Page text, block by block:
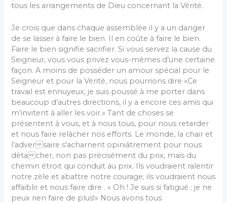
tous les arrangements de Dieu concernant la Vérité.
Je crois que dans chaque assemblée il y a un danger
de se lasser à faire le bien. Il en coûte à faire le bien.
Faire le bien signifie sacrifier. Si vous servez la cause du
Seigneur, vous vous privez vous-mêmes d’une certaine
façon. A moins de posséder un amour spécial pour le
Seigneur et pour la Vérité, nous pourrions dire «Ce
travail est ennuyeux, je suis poussé à me porter dans
beaucoup d’autres directions, il y a encore ces amis qui
m’invitent à aller les voir.» Tant de choses se
présentent à vous, et à nous tous, pour nous retarder
et nous faire relâcher nos efforts. Le monde, la chair et
l’adversaire s’acharnent opiniâtrement pour nous
détacher, non pas précisément du prix, mais du
chemin étroit qui conduit au prix. Ils voudraient ralentir
notre zèle et abattre notre courage; ils voudraient nous
affaiblir et nous faire dire . « Oh ! Je suis si fatigué ; je ne
peux rien faire de plus!» Nous avons tous